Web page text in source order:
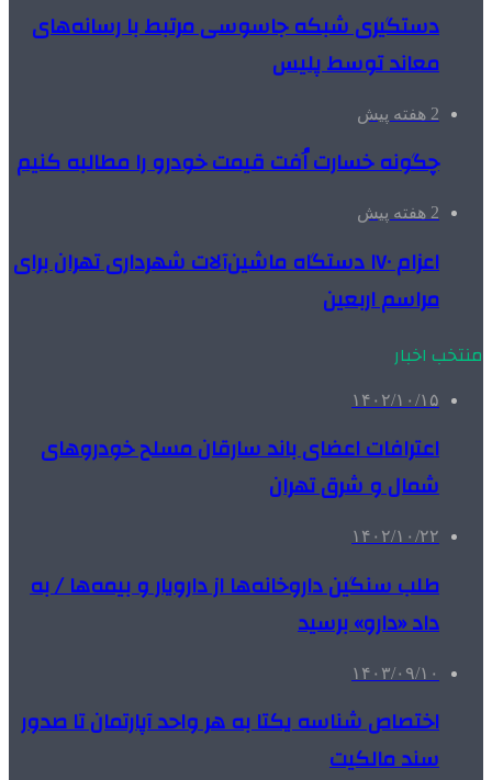
دستگیری شبکه جاسوسی مرتبط با رسانه‌های
معاند توسط پلیس
2 هفته پیش
چگونه خسارت اُفت قیمت خودرو را مطالبه کنیم
2 هفته پیش
اعزام ۱۷۰ دستگاه ماشین‌آلات شهرداری تهران برای
مراسم اربعین
منتخب اخبار
۱۴۰۲/۱۰/۱۵
اعترافات اعضای باند سارقان مسلح خودروهای
شمال و شرق تهران
۱۴۰۲/۱۰/۲۲
طلب سنگین داروخانه‌ها از دارویار و بیمه‌ها / به
داد «دارو» برسید
۱۴۰۳/۰۹/۱۰
اختصاص شناسه یکتا به هر واحد آپارتمان تا صدور
سند مالکیت